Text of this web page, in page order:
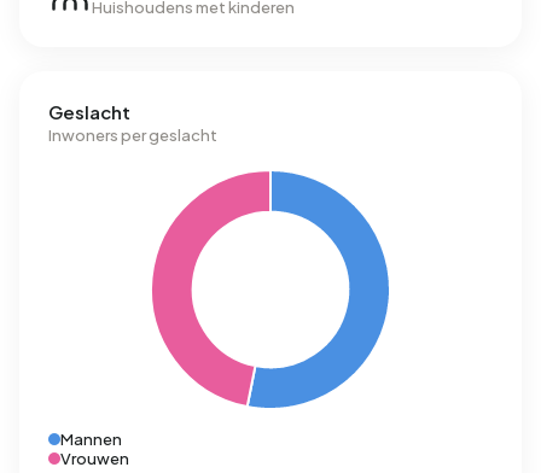
Huishoudens met kinderen
Geslacht
Inwoners per geslacht
Mannen
Vrouwen